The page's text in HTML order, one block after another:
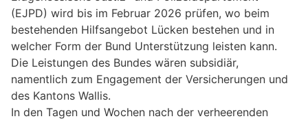
(EJPD) wird bis im Februar 2026 prüfen, wo beim
bestehenden Hilfsangebot Lücken bestehen und in
welcher Form der Bund Unterstützung leisten kann.
Die Leistungen des Bundes wären subsidiär,
namentlich zum Engagement der Versicherungen und
des Kantons Wallis.
In den Tagen und Wochen nach der verheerenden